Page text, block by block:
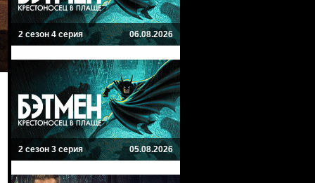
2 сезон 4 серия 06.08.2026
2 сезон 3 серия 05.08.2026